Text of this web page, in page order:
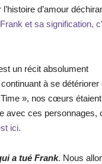
d’amour
et sa signification,
un récit absolument
continuant à se détériorer
», nos cœurs étaient
avec ces personnages,
ici.
a tué Frank. Nous